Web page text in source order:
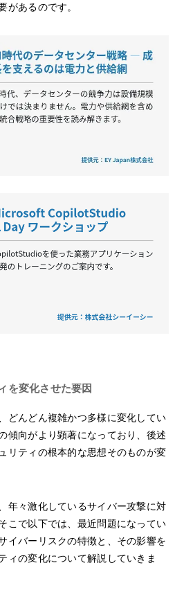
があるのです。
を変化させた要因
どんどん複雑かつ多様に変化してい
傾向がより顕著になっており、後述
リティの根本的な思想そのものが変
年々激化しているサイバー攻撃に対
こで以下では、最近問題になってい
イバーリスクの特徴と、その影響を
ィの変化について解説していきま